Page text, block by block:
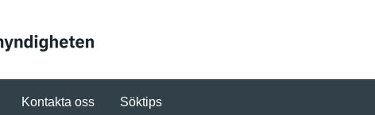
Kontakta oss Söktips